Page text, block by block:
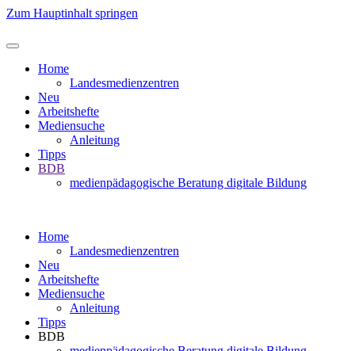
Zum Hauptinhalt springen
Home
Landesmedienzentren
Neu
Arbeitshefte
Mediensuche
Anleitung
Tipps
BDB
medienpädagogische Beratung digitale Bildung
Home
Landesmedienzentren
Neu
Arbeitshefte
Mediensuche
Anleitung
Tipps
BDB